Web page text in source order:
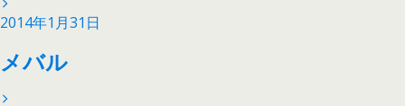
2014年1月31日
メバル